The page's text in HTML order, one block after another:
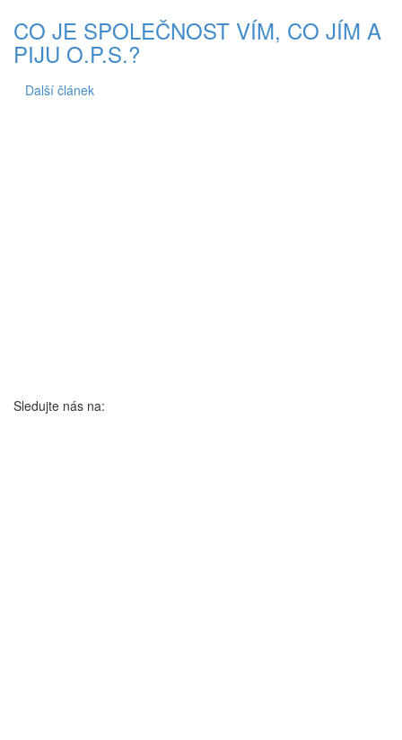
CO JE SPOLEČNOST VÍM, CO JÍM A
PIJU O.P.S.?
Další článek
Sledujte nás na: